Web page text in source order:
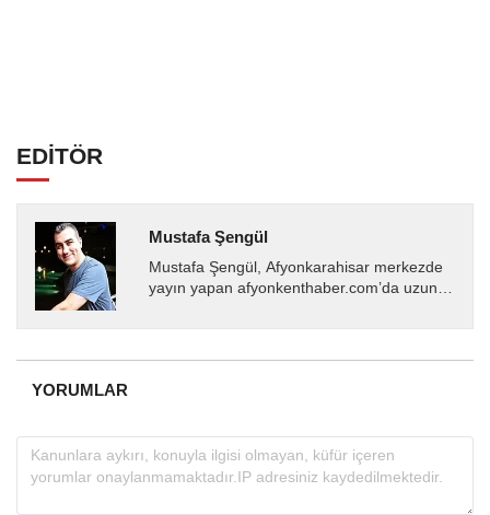
EDİTÖR
Mustafa Şengül
Mustafa Şengül, Afyonkarahisar merkezde
yayın yapan afyonkenthaber.com’da uzun
almakta, haber akışı...
YORUMLAR